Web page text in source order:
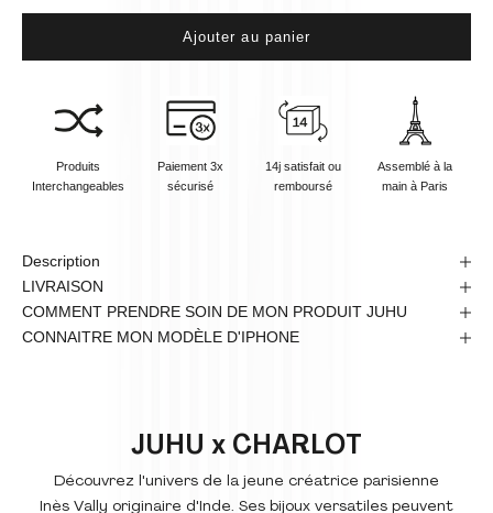
Ajouter au panier
Produits
Interchangeables
Paiement 3x
sécurisé
14j satisfait ou
remboursé
Assemblé à la
main à Paris
Description
LIVRAISON
COMMENT PRENDRE SOIN DE MON PRODUIT JUHU
CONNAITRE MON MODÈLE D'IPHONE
JUHU x CHARLOT
Découvrez l'univers de la jeune créatrice parisienne
Inès Vally originaire d'Inde. Ses bijoux versatiles peuvent